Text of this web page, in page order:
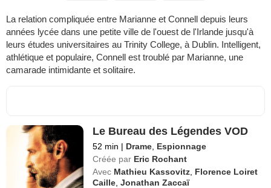
La relation compliquée entre Marianne et Connell depuis leurs
années lycée dans une petite ville de l'ouest de l'Irlande jusqu'à
leurs études universitaires au Trinity College, à Dublin. Intelligent,
athlétique et populaire, Connell est troublé par Marianne, une
camarade intimidante et solitaire.
Le Bureau des Légendes VOD
52 min | Drame Espionnage
Créée par Eric Rochant
Avec Mathieu Kassovitz Florence Loiret
Caille ,Jonathan Zaccaï